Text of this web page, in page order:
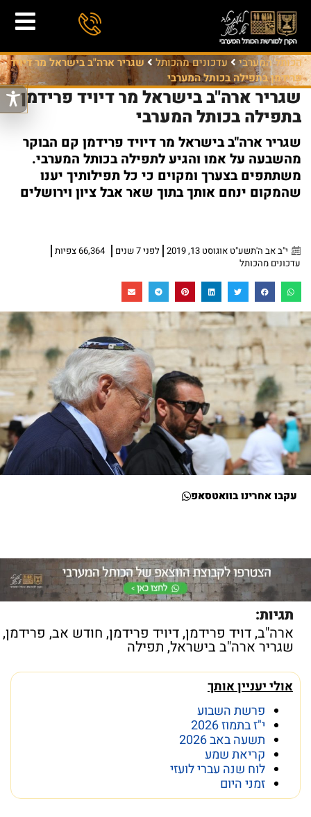
הכותל המערבי עדכונים מהכותל
שגריר ארה"ב בישראל מר דיויד
פרידמן בתפילה בכותל המערבי
שגריר ארה"ב בישראל מר דיויד פרידמן
בתפילה בכותל המערבי
שגריר ארה"ב בישראל מר דיויד פרידמן קם הבוקר
מהשבעה על אמו והגיע לתפילה בכותל המערבי.
משתתפים בצערך ומקוים כי כל תפילותיך יענו
שהמקום ינחם אותך בתוך שאר אבל ציון וירושלים
י"ב אב ה'תשע"ט אוגוסט 13, 2019 לפני 7 שנים
66,364 צפיות
עדכונים מהכותל
עקבו אחרינו בוואטסאפ
תגיות:
ארה"ב,דויד פרידמן,דיויד פרידמן, חודש אב, פרידמן,
שגריר ארה"ב בישראל, תפילה
אולי יעניין אותך
פרשת השבוע
י"ז בתמוז 2026
תשעה באב 2026
קריאת שמע
לוח שנה עברי לועזי
זמני היום